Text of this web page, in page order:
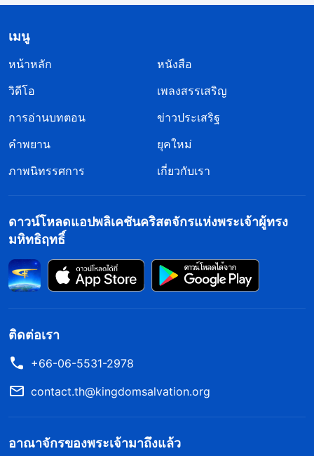
เมนู
หน้าหลัก
หนังสือ
วิดีโอ
เพลงสรรเสริญ
การอ่านบทตอน
ข่าวประเสริฐ
คำพยาน
ยุคใหม่
ภาพนิทรรศการ
เกี่ยวกับเรา
ดาวน์โหลดแอปพลิเคชันคริสตจักรแห่งพระเจ้าผู้ทรง
มหิทธิฤทธิ์
ติดต่อเรา
+66-06-5531-2978
contact.th@kingdomsalvation.org
อาณาจักรของพระเจ้ามาถึงแล้ว